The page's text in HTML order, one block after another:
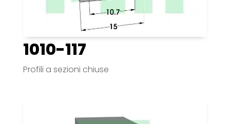
1010-117
Profili a sezioni chiuse